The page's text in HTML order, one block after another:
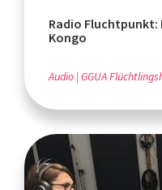
Radio Fluchtpunkt:
Kongo
Audio GGUA